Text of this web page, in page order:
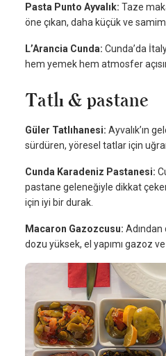
Pasta Punto Ayvalık: Taze
öne çıkan, daha küçük ve
L’Arancia Cunda: Cunda’da
hem yemek hem atmosfer
Tatlı & pastane
Güler Tatlıhanesi: Ayvalık’ın
sürdüren, yöresel tatlar için
Cunda Karadeniz Pastanesi:
pastane geleneğiyle dikkat
için iyi bir durak.
Macaron Gazozcusu: Adından
dozu yüksek, el yapımı gazoz